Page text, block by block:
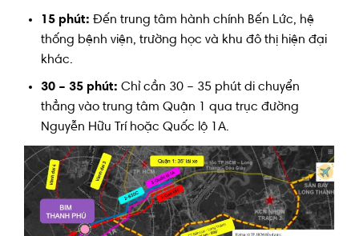
15 phút: Đến trung tâm hành chính Bến Lức, hệ
thống bệnh viện, trường học và khu đô thị hiện đại
khác.
30 – 35 phút: Chỉ cần 30 – 35 phút di chuyển
thẳng vào trung tâm Quận 1 qua trục đường
Nguyễn Hữu Trí hoặc Quốc lộ 1A.